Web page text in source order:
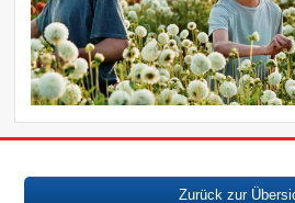
Zurück zur